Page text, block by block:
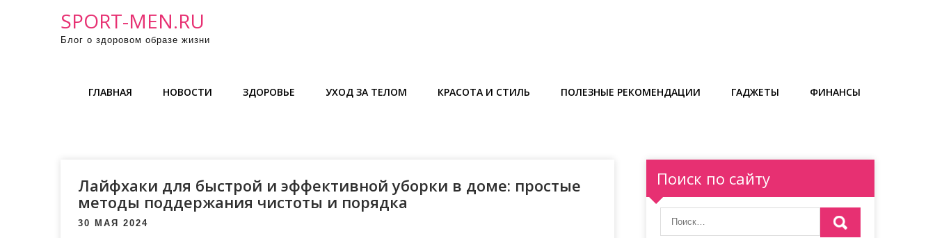
SPORT-MEN.RU
Блог о здоровом образе жизни
ГЛАВНАЯ НОВОСТИ ЗДОРОВЬЕ УХОД ЗА ТЕЛОМ КРАСОТА И СТИЛЬ ПОЛЕЗНЫЕ РЕКОМЕНДАЦИИ ГАДЖЕТЫ ФИНАНСЫ
Лайфхаки для быстрой и эффективной уборки в доме: простые
методы поддержания чистоты и порядка
30 МАЯ 2024
Поиск по сайту